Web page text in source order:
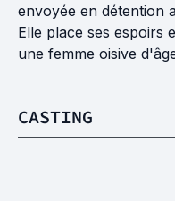
envoyée en détention
Elle place ses espoirs
une femme oisive
CASTING